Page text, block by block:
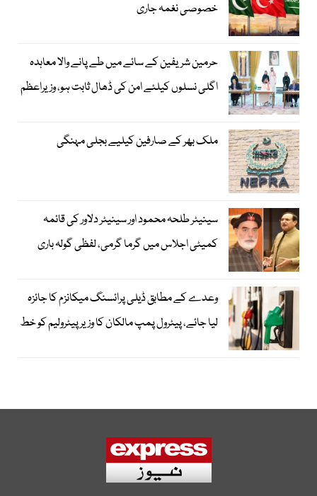
خصوصی نغمہ جاری
حرمین شریفین کے سائے میں طے پانے والا معاہدہ
اگلی نسلوں کیلئے امن کی ڈھال ثابت ہو، وزیراعظم
ملک بھر کے صارفین کیلیے بجلی مہنگی
سینیٹر طلحہ محمود اور سینیٹر دلاور کی قائمہ
کمیٹی اجلاس میں گرما گرمی، لفظی گولہ باری
وعدے کے مطابق ڈیلی پرائسنگ میکانزم کا جائزہ
لیا جائے، پیٹرول پمپ مالکان کا وزیرپیٹرولیم کو خط